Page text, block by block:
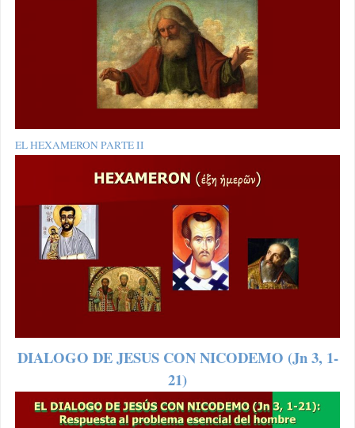
EL HEXAMERON PARTE II
DIALOGO DE JESUS CON NICODEMO (Jn 3, 1-
21)